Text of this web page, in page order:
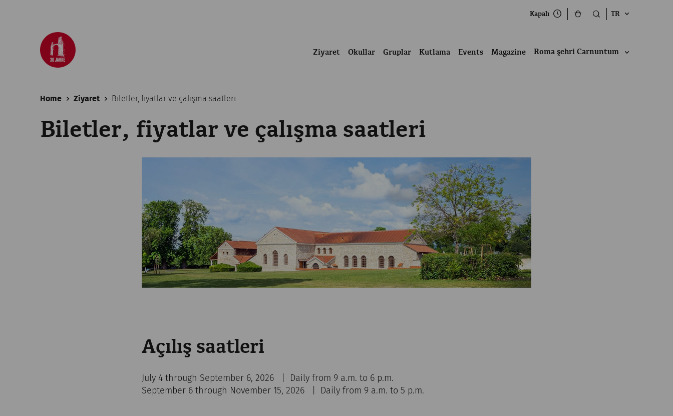
Kapalı TR
Ziyaret Okullar Gruplar Kutlama Events Magazine Roma şehri Carnuntum
Home Ziyaret Biletler, fiyatlar ve çalışma saatleri
Biletler, fiyatlar ve çalışma saatleri
Açılış saatleri
July 4 through September 6, 2026 | Daily from 9 a.m. to 6 p.m.
September 6 through November 15, 2026 | Daily from 9 a.m. to 5 p.m.